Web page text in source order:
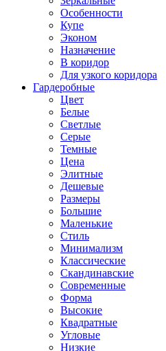
Особенности
Купе
Эконом
Назначение
В коридор
Для узкого коридора
Гардеробные
Цвет
Белые
Светлые
Серые
Темные
Цена
Элитные
Дешевые
Размеры
Большие
Маленькие
Стиль
Минимализм
Классические
Скандинавские
Современные
Форма
Высокие
Квадратные
Угловые
Низкие